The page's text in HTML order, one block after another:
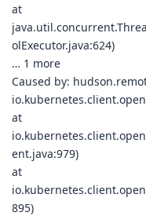
at
olExecutor.java:624)
… 1 more
Caused by:
at
ent.java:979)
at
895)